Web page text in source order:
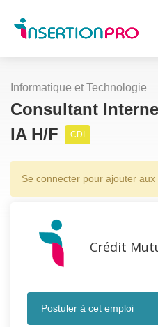
Informatique et Technologie
Consultant
IA H/F
CDI
Se connecter pour ajouter aux
Crédit
Postuler à cet emploi